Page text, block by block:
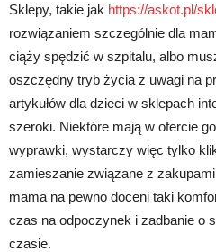
Sklepy, takie jak https://askot.pl/
rozwiązaniem szczególnie dla
ciąży spędzić w szpitalu, albo
oszczędny tryb życia z uwagi na
artykułów dla dzieci w sklepach
szeroki. Niektóre mają w ofercie
wyprawki, wystarczy więc tylko
zamieszanie związane z
mama na pewno doceni taki
czas na odpoczynek i zadbanie o
czasie.